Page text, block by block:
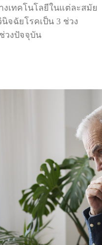
เทคโนโลยีในแต่ละสมัย
จฉัยโรคเป็น 3 ช่วง
วงปัจจุบัน